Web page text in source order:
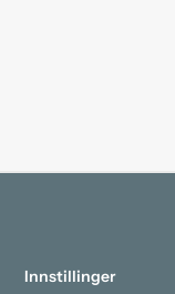
Innstillinger